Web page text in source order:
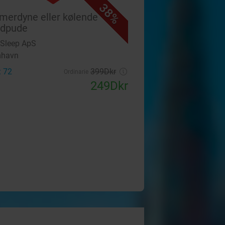
38%
eller kølende
ApS
72
399Dkr
249Dkr